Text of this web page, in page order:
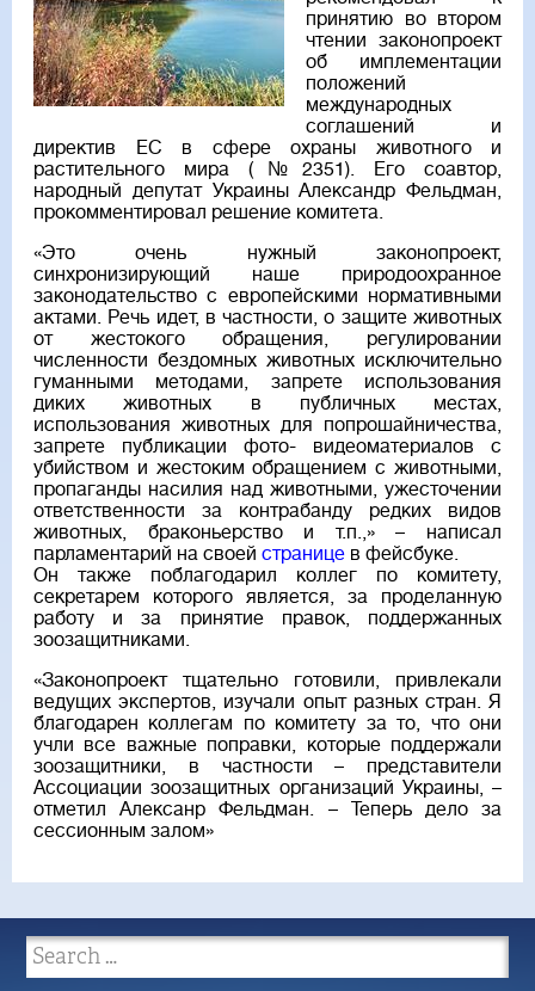
принятию во втором
чтении законопроект
об имплементации
положений
международных
соглашений и
директив ЕС в сфере охраны животного и
растительного мира (№2351). Его соавтор,
народный депутат Украины Александр Фельдман,
прокомментировал решение комитета.
«Это очень нужный законопроект,
синхронизирующий наше природоохранное
законодательство с европейскими нормативными
актами. Речь идет, в частности, о защите животных
от жестокого обращения, регулировании
численности бездомных животных исключительно
гуманными методами, запрете использования
диких животных в публичных местах,
использования животных для попрошайничества,
запрете публикации фото- видеоматериалов с
убийством и жестоким обращением с животными,
пропаганды насилия над животными, ужесточении
ответственности за контрабанду редких видов
животных, браконьерство и т.п.,» – написал
парламентарий на своей странице в фейсбуке.
Он также поблагодарил коллег по комитету,
секретарем которого является, за проделанную
работу и за принятие правок, поддержанных
зоозащитниками.
«Законопроект тщательно готовили, привлекали
ведущих экспертов, изучали опыт разных стран. Я
благодарен коллегам по комитету за то, что они
учли все важные поправки, которые поддержали
зоозащитники, в частности – представители
Ассоциации зоозащитных организаций Украины, –
отметил Алексанр Фельдман. – Теперь дело за
сессионным залом»